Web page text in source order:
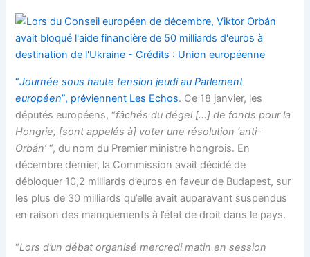
“Journée sous haute tension jeudi au Parlement
européen”, préviennent Les Echos. Ce 18 janvier, les
députés européens, “fâchés du dégel […] de fonds pour la
Hongrie, [sont appelés à] voter une résolution ‘anti-
Orbán’“, du nom du Premier ministre hongrois. En
décembre dernier, la Commission avait décidé de
débloquer 10,2 milliards d’euros en faveur de Budapest, sur
les plus de 30 milliards qu’elle avait auparavant suspendus
en raison des manquements à l’état de droit dans le pays.
“Lors d’un débat organisé mercredi matin en session